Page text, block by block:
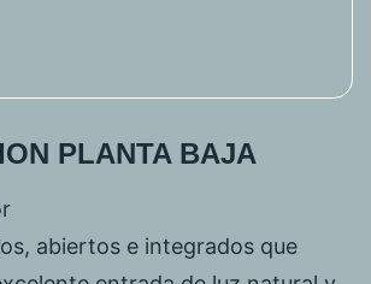
PLANTA BAJA
abiertos e integrados que